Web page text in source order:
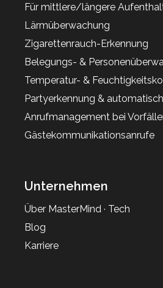
Für mittlere/längere
Lärmüberwachung
Zigarettenrauch-Erkennung
Belegungs- &
Temperatur- &
Partyerkennung &
Anrufmanagement bei
Gästekommunikationsanrufe
Unternehmen
Über MasterMind · Tech
Blog
Karriere